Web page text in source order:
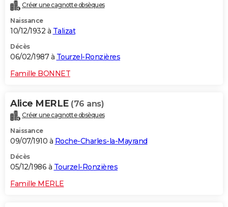
Créer une cagnotte obsèques
Naissance
10/12/1932 à Talizat
Décès
06/02/1987 à Tourzel-Ronzières
Famille BONNET
Alice MERLE (76 ans)
Créer une cagnotte obsèques
Naissance
09/07/1910 à Roche-Charles-la-Mayrand
Décès
05/12/1986 à Tourzel-Ronzières
Famille MERLE